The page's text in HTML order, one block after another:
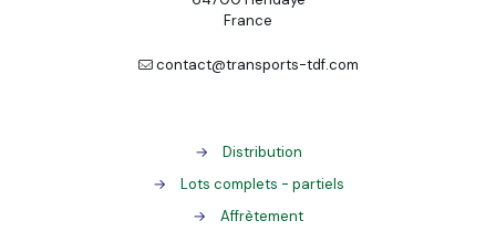
France
contact@transports-tdf.com
→
Distribution
→
Lots complets - partiels
→
Affrètement